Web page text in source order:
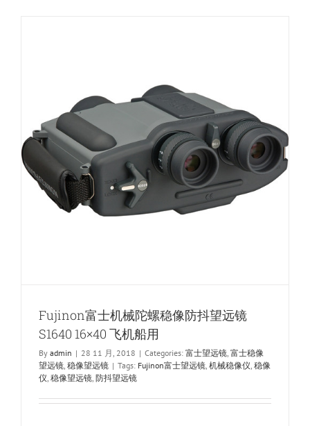
望
远
镜
外
高
倍
Fujinon富士机械陀螺稳像防抖望远镜
S1640 16×40 飞机船用
By admin | 28 11 月, 2018 | Categories: 富士望远镜, 富士稳像
望远镜, 稳像望远镜 | Tags: Fujinon富士望远镜, 机械稳像仪, 稳像
仪, 稳像望远镜, 防抖望远镜